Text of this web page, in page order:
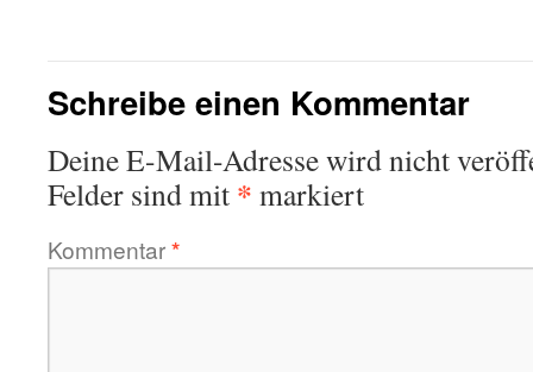
Schreibe einen Kommentar
Deine E-Mail-Adresse wird nicht
Felder sind mit * markiert
Kommentar*